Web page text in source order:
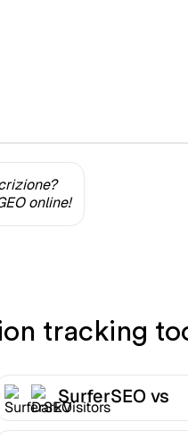
online!
tracking
SurferSEO vs
DarkVisitors